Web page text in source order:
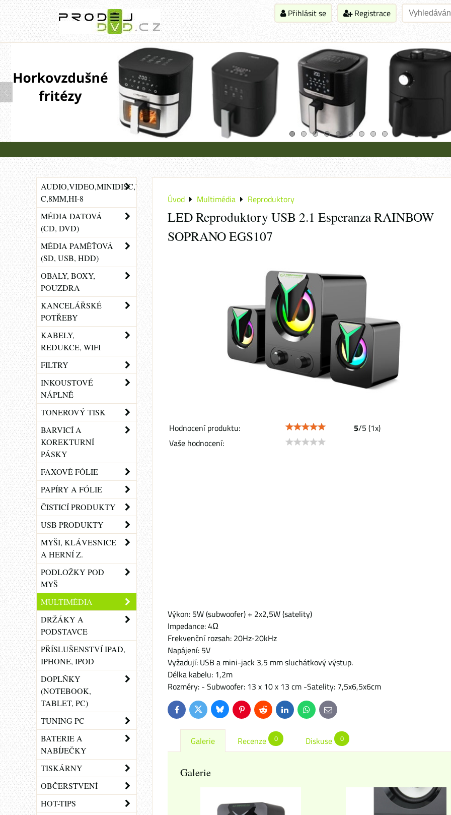
Přihlásit se Registrace
Úvod Multimédia Reproduktory
LED Reproduktory USB 2.1 Esperanza RAINBOW
SOPRANO EGS107
Hodnocení produktu: 5/5 (1x)
Vaše hodnocení:
Výkon: 5W (subwoofer) + 2x2,5W (satelity)
Impedance: 4Ω
Frekvenční rozsah: 20Hz-20kHz
Napájení: 5V
Vyžadují: USB a mini-jack 3,5 mm sluchátkový výstup.
Délka kabelu: 1,2m
Rozměry: - Subwoofer: 13 x 10 x 13 cm -Satelity: 7,5x6,5x6cm
FacebookTwitterBlueskyPinterestReddit LinkedInWhatsApp
E-
mail
Galerie Recenze 0 Diskuse 0
Galerie
AUDIO,VIDEO,MINIDISC,VHS-
C,8MM,HI-8
MÉDIA DATOVÁ
(CD, DVD)
MÉDIA PAMĚŤOVÁ
(SD, USB, HDD)
OBALY, BOXY,
POUZDRA
KANCELÁŘSKÉ
POTŘEBY
KABELY,
REDUKCE, WIFI
FILTRY
INKOUSTOVÉ
NÁPLNĚ
TONEROVÝ TISK
BARVICÍ A
KOREKTURNÍ
PÁSKY
FAXOVÉ FÓLIE
PAPÍRY A FÓLIE
ČISTICÍ PRODUKTY
USB PRODUKTY
MYŠI, KLÁVESNICE
A HERNÍ Z.
PODLOŽKY POD
MYŠ
MULTIMÉDIA
DRŽÁKY A
PODSTAVCE
PŘÍSLUŠENSTVÍ IPAD,
IPHONE, IPOD
DOPLŇKY
(NOTEBOOK,
TABLET, PC)
TUNING PC
BATERIE A
NABÍJEČKY
TISKÁRNY
OBČERSTVENÍ
HOT-TIPS